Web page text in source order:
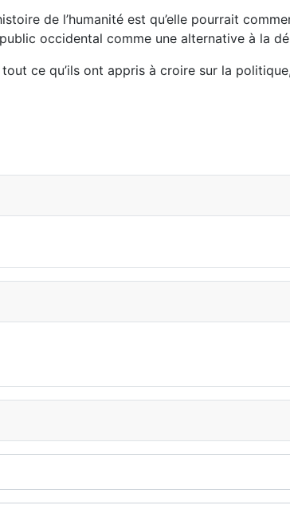
de l’humanité est qu’elle pourrait
occidental comme une alternative à la
ce qu’ils ont appris à croire sur la